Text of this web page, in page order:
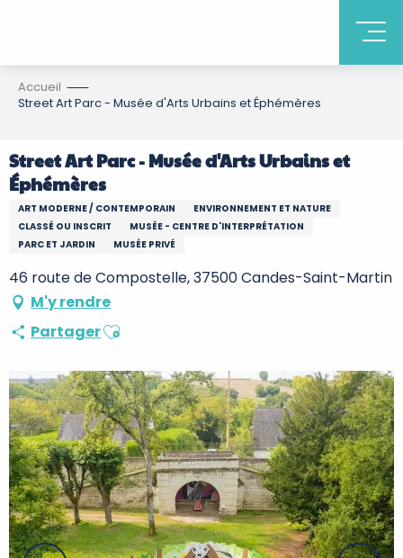
Accueil
Street Art Parc - Musée d'Arts Urbains et Éphémères
Street Art Parc - Musée d'Arts Urbains et
Éphémères
ART MODERNE / CONTEMPORAIN
ENVIRONNEMENT ET NATURE
CLASSÉ OU INSCRIT
MUSÉE - CENTRE D'INTERPRÉTATION
PARC ET JARDIN
MUSÉE PRIVÉ
46 route de Compostelle, 37500 Candes-Saint-Martin
M'y rendre
PartagerAjouter aux favoris